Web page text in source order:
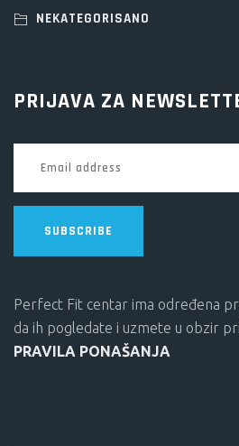
NEKATEGORISANO
PRIJAVA ZA
SUBSCRIBE
Perfect Fit centar ima određena
da ih pogledate i uzmete u obzir
PRAVILA PONAŠANJA